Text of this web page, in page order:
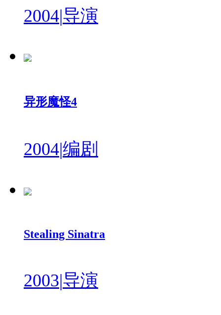
2004|导演
异形魔怪4
2004|编剧
Stealing Sinatra
2003|导演